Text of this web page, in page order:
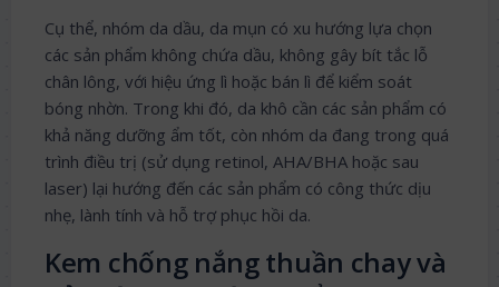
Cụ thể, nhóm da dầu, da mụn có xu hướng lựa chọn
các sản phẩm không chứa dầu, không gây bít tắc lỗ
chân lông, với hiệu ứng lì hoặc bán lì để kiểm soát
bóng nhờn. Trong khi đó, da khô cần các sản phẩm có
khả năng dưỡng ẩm tốt, còn nhóm da đang trong quá
trình điều trị (sử dụng retinol, AHA/BHA hoặc sau
laser) lại hướng đến các sản phẩm có công thức dịu
nhẹ, lành tính và hỗ trợ phục hồi da.
Kem chống nắng thuần chay và